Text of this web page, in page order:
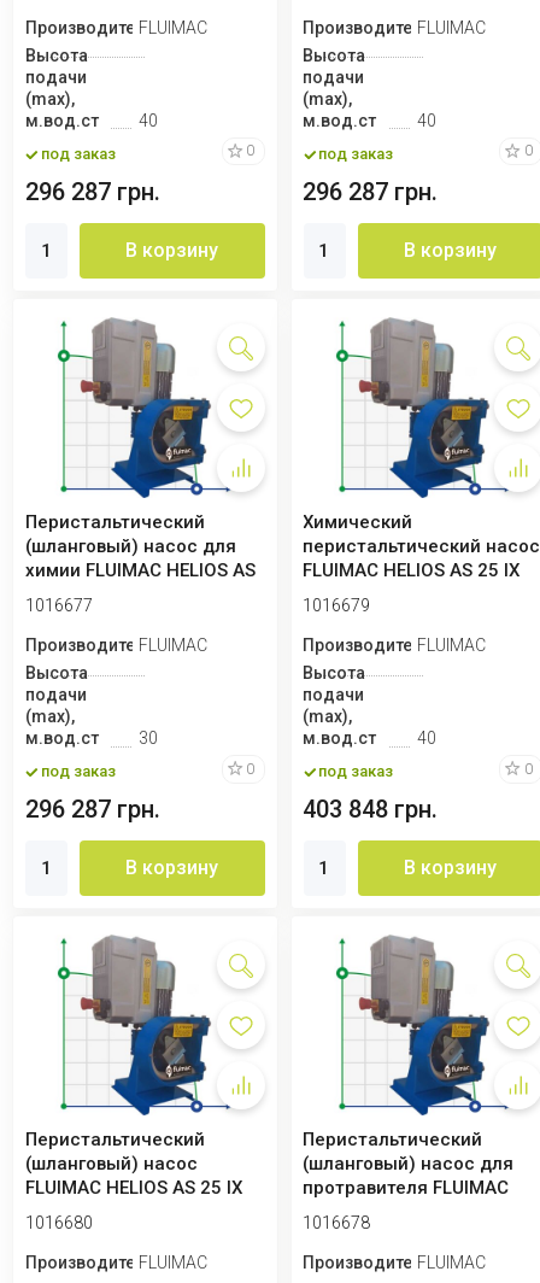
ПроизводительFLUIMAC
Высота
подачи
(max),
м.вод.ст
40
под заказ 0
296 287 грн.
В корзину
ПроизводительFLUIMAC
Высота
подачи
(max),
м.вод.ст
40
под заказ 0
296 287 грн.
В корзину
Перистальтический
(шланговый) насос для
химии FLUIMAC HELIOS AS
20 IX 602 л/ч...
1016677
ПроизводительFLUIMAC
Высота
подачи
(max),
м.вод.ст
30
под заказ 0
296 287 грн.
В корзину
Химический
перистальтический насос
FLUIMAC HELIOS AS 25 IX
1344 л/ч, 0,55 кВт...
1016679
ПроизводительFLUIMAC
Высота
подачи
(max),
м.вод.ст
40
под заказ 0
403 848 грн.
В корзину
Перистальтический
(шланговый) насос
FLUIMAC HELIOS AS 25 IX
1785 л/ч, 0,75 кВ...
1016680
ПроизводительFLUIMAC
Перистальтический
(шланговый) насос для
протравителя FLUIMAC
HELIOS AS 25 IX ...
1016678
ПроизводительFLUIMAC